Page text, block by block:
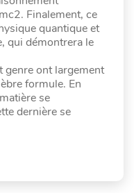
Finalement, ce
quantique et
qui démontrera le
genre ont largement
formule. En
se
dernière se